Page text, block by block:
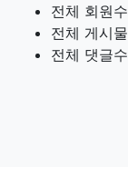
전체 회원수
전체 게시물
전체 댓글수